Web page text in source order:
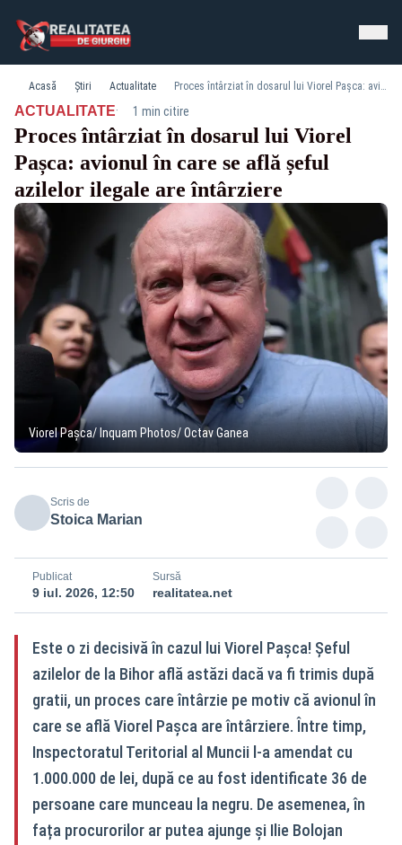
Acasă Știri Actualitate Proces întârziat în dosarul lui Viorel Pașca: avionul în care se află șeful azilelor ilegale are întârziere
ACTUALITATE· 1 min citire
Proces întârziat în dosarul lui Viorel
Pașca: avionul în care se află șeful
azilelor ilegale are întârziere
Viorel Pașca/ Inquam Photos/ Octav Ganea
Scris de
Stoica Marian
Publicat
9 iul. 2026, 12:50
Sursă
realitatea.net
Este o zi decisivă în cazul lui Viorel Pașca! Șeful
azilelor de la Bihor află astăzi dacă va fi trimis după
gratii, un proces care întârzie pe motiv că avionul în
care se află Viorel Pașca are întârziere. Între timp,
Inspectoratul Teritorial al Muncii l-a amendat cu
1.000.000 de lei, după ce au fost identificate 36 de
persoane care munceau la negru. De asemenea, în
fața procurorilor ar putea ajunge și Ilie Bolojan